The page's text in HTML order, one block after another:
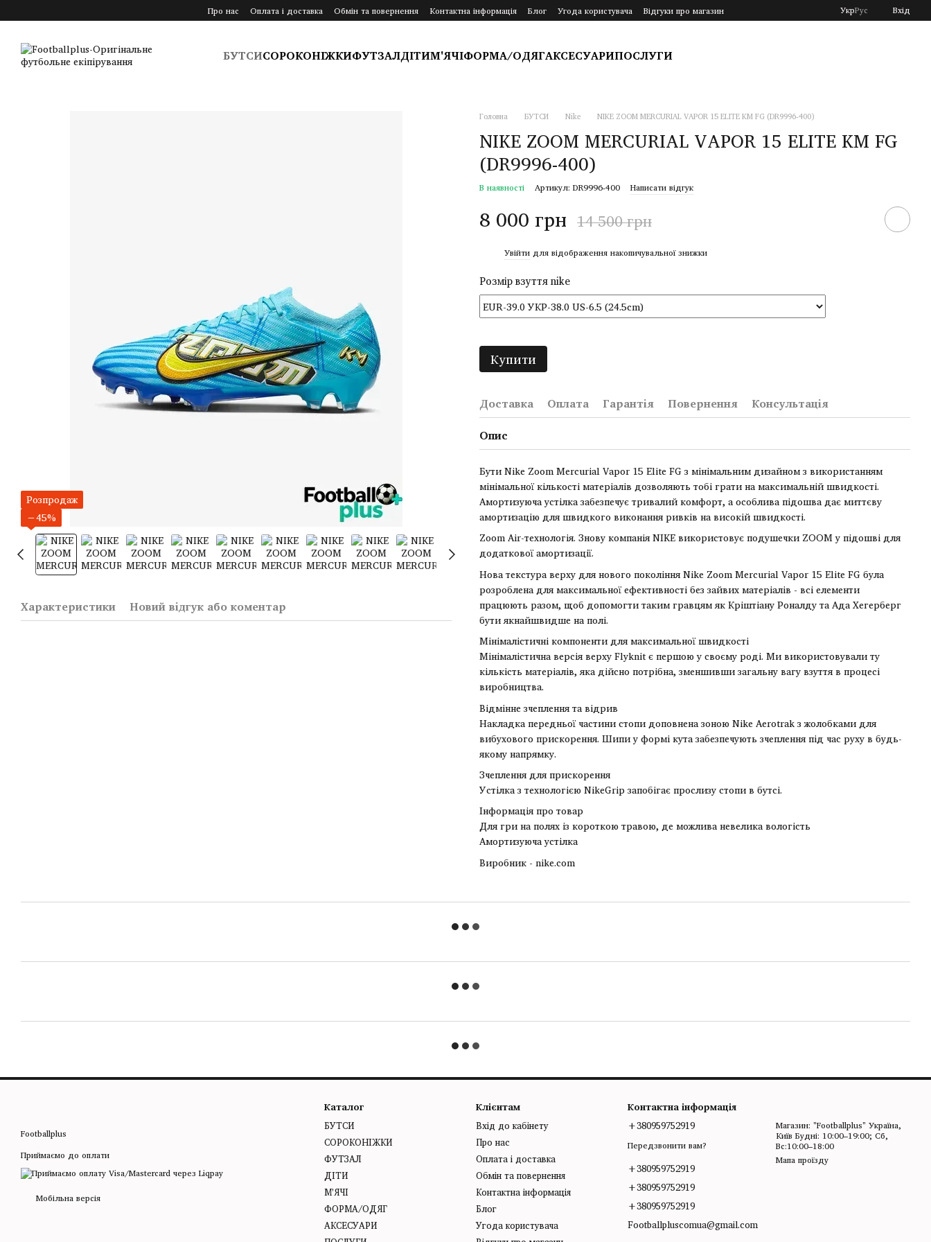
Про нас Оплата і доставка Обмін та повернення Контактна інформація Блог Угода користувача Відгуки про магазин УкрРус Вхід
БУТСИСОРОКОНІЖКИФУТЗАЛДІТИМ'ЯЧІФОРМА/ОДЯГАКСЕСУАРИПОСЛУГИ
Розпродаж
−45%
Характеристики Новий відгук або коментар
Головна БУТСИ Nike NIKE ZOOM MERCURIAL VAPOR 15 ELITE KM FG (DR9996-400)
NIKE ZOOM MERCURIAL VAPOR 15 ELITE KM FG
(DR9996-400)
В наявності Артикул: DR9996-400 Написати відгук
8 000 грн 14 500 грн
Увійти для відображення накопичувальної знижки
Розмір взуття nike
Купити
Доставка Оплата Гарантія Повернення
Консультація
Опис
Бути Nike Zoom Mercurial Vapor 15 Elite FG з мінімальним дизайном з використанням
мінімальної кількості матеріалів дозволяють тобі грати на максимальній швидкості.
Амортизуюча устілка забезпечує тривалий комфорт, а особлива підошва дає миттєву
амортизацію для швидкого виконання ривків на високій швидкості.
Zoom Air-технологія. Знову компанія NIKE використовує подушечки ZOOM у підошві для
додаткової амортизації.
Нова текстура верху для нового покоління Nike Zoom Mercurial Vapor 15 Elite FG була
розроблена для максимальної ефективності без зайвих матеріалів - всі елементи
працюють разом, щоб допомогти таким гравцям як Кріштіану Роналду та Ада Хегерберг
бути якнайшвидше на полі.
Мінімалістичні компоненти для максимальної швидкості
Мінімалістична версія верху Flyknit є першою у своєму роді. Ми використовували ту
кількість матеріалів, яка дійсно потрібна, зменшивши загальну вагу взуття в процесі
виробництва.
Відмінне зчеплення та відрив
Накладка передньої частини стопи доповнена зоною Nike Aerotrak з жолобками для
вибухового прискорення. Шипи у формі кута забезпечують зчеплення під час руху в будь-
якому напрямку.
Зчеплення для прискорення
Устілка з технологією NikeGrip запобігає прослизу стопи в бутсі.
Інформація про товар
Для гри на полях із короткою травою, де можлива невелика вологість
Амортизуюча устілка
Виробник - nike.com
Footballplus
Приймаємо до оплати
Мобільна версія
Каталог
БУТСИ
СОРОКОНІЖКИ
ФУТЗАЛ
ДІТИ
М'ЯЧІ
ФОРМА/ОДЯГ
АКСЕСУАРИ
Клієнтам
Вхід до кабінету
Про нас
Оплата і доставка
Обмін та повернення
Контактна інформація
Блог
Угода користувача
Контактна інформація
+380959752919
Передзвонити вам?
+380959752919
+380959752919
+380959752919
Footballpluscomua@gmail.com
Магазин: "Footballplus" Україна,
Київ Будні: 10:00–19:00; Сб,
Вс:10:00–18:00
Мапа проїзду